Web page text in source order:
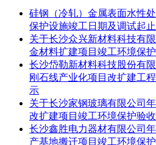
硅钢（冷轧）金属表面水性
保护设施竣工日期及调试起
关于长沙众兴新材料科技有
金材料扩建项目竣工环境保
长沙岱勒新材料科技股份有
刚石线产业化项目改扩建工
示
关于长沙家钢玻璃有限公司
改扩建项目竣工环境保护验
长沙鑫胜电力器材有限公司
产基地搬迁项目竣工环境保